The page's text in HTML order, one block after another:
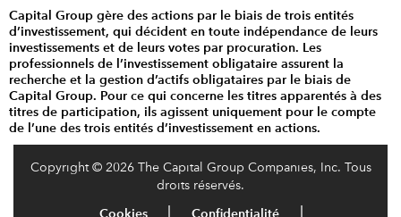
Capital Group gère des actions par le biais de trois entités
d’investissement, qui décident en toute indépendance de leurs
investissements et de leurs votes par procuration. Les
professionnels de l’investissement obligataire assurent la
recherche et la gestion d’actifs obligataires par le biais de
Capital Group. Pour ce qui concerne les titres apparentés à des
titres de participation, ils agissent uniquement pour le compte
de l’une des trois entités d’investissement en actions.
Copyright © 2026 The Capital Group Companies, Inc. Tous
droits réservés.
Cookies Confidentialité